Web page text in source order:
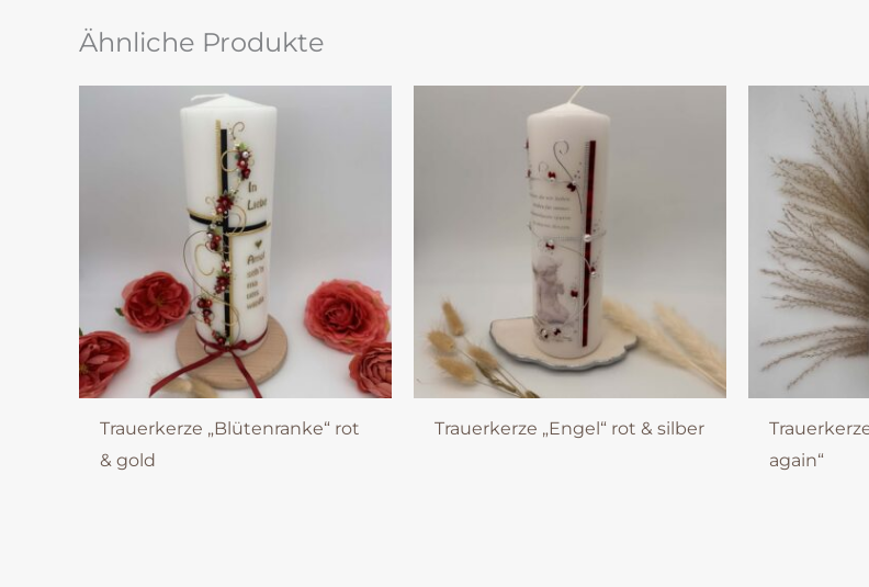
Ähnliche Produkte
Trauerkerze „Blütenranke“ rot
& gold
Trauerkerze „Engel“ rot & silber
again“